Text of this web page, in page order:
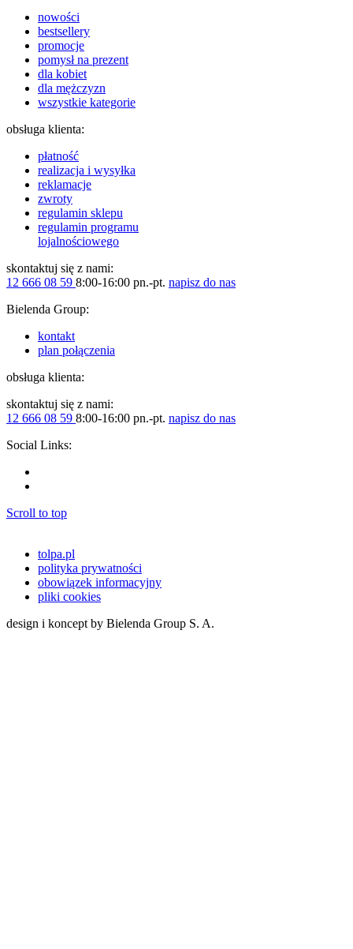
nowości
bestsellery
promocje
pomysł na prezent
dla kobiet
dla mężczyzn
wszystkie kategorie
obsługa klienta:
płatność
realizacja i wysyłka
reklamacje
zwroty
regulamin sklepu
regulamin programu
lojalnościowego
skontaktuj się z nami:
12 666 08 59 8:00-16:00 pn.-pt. napisz do nas
Bielenda Group:
kontakt
plan połączenia
obsługa klienta:
skontaktuj się z nami:
12 666 08 59 8:00-16:00 pn.-pt. napisz do nas
Social Links:
Scroll to top
tolpa.pl
polityka prywatności
obowiązek informacyjny
pliki cookies
design i koncept by Bielenda Group S. A.